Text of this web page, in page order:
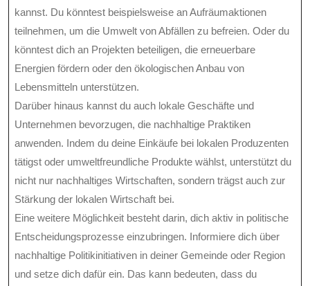
kannst. Du könntest beispielsweise an Aufräumaktionen
teilnehmen, um die Umwelt von Abfällen zu befreien. Oder du
könntest dich an Projekten beteiligen, die erneuerbare
Energien fördern oder den ökologischen Anbau von
Lebensmitteln unterstützen.
Darüber hinaus kannst du auch lokale Geschäfte und
Unternehmen bevorzugen, die nachhaltige Praktiken
anwenden. Indem du deine Einkäufe bei lokalen Produzenten
tätigst oder umweltfreundliche Produkte wählst, unterstützt du
nicht nur nachhaltiges Wirtschaften, sondern trägst auch zur
Stärkung der lokalen Wirtschaft bei.
Eine weitere Möglichkeit besteht darin, dich aktiv in politische
Entscheidungsprozesse einzubringen. Informiere dich über
nachhaltige Politikinitiativen in deiner Gemeinde oder Region
und setze dich dafür ein. Das kann bedeuten, dass du